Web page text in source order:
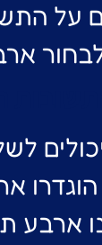
על
הוגדרו
ארבע